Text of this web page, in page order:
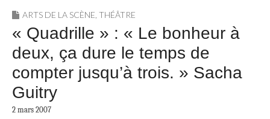
ARTS DE LA SCÈNE, THÉÂTRE
« Quadrille » : « Le bonheur à
deux, ça dure le temps de
compter jusqu’à trois. » Sacha
Guitry
2 mars 2007